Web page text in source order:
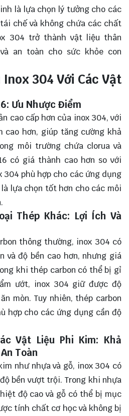
là lựa chọn lý tưởng cho các
chế và không chứa các chất
304 trở thành vật liệu thân
an toàn cho sức khỏe con
Inox 304 Với Các Vật
Ưu Nhược Điểm
cao cấp hơn của inox 304, với
cao hơn, giúp tăng cường khả
môi trường chứa clorua và
có giá thành cao hơn so với
304 phù hợp cho các ứng dụng
lựa chọn tốt hơn cho các môi
Thép Khác: Lợi Ích Và
thông thường, inox 304 có
và độ bền cao hơn, nhưng giá
khi thép carbon có thể bị gỉ
ướt, inox 304 giữ được độ
mòn. Tuy nhiên, thép carbon
hợp cho các ứng dụng cần độ
Vật Liệu Phi Kim: Khả
Toàn
như nhựa và gỗ, inox 304 có
bền vượt trội. Trong khi nhựa
độ cao và gỗ có thể bị mục
tính chất cơ học và không bị